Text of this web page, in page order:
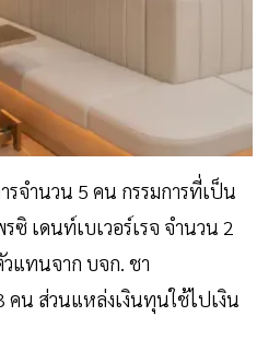
รจำนวน 5 คน กรรมการที่เป็น
ซิ เดนท์เบเวอร์เรจ จำนวน 2
แทนจาก บจก. ชา
คน ส่วนแหล่งเงินทุนใช้ไปเงิน